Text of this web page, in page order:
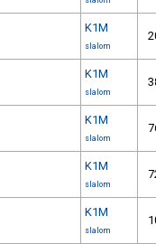
K1M
slalom
K1M
slalom
K1M
slalom
K1M
slalom
K1M
slalom